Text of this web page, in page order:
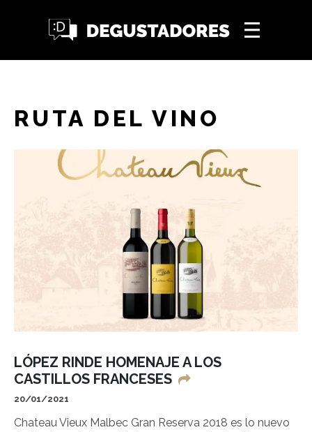
RUTA DEL VINO
LÓPEZ RINDE HOMENAJE A LOS
CASTILLOS FRANCESES
20/01/2021
Chateau Vieux Malbec Gran Reserva 2018 es lo nuevo